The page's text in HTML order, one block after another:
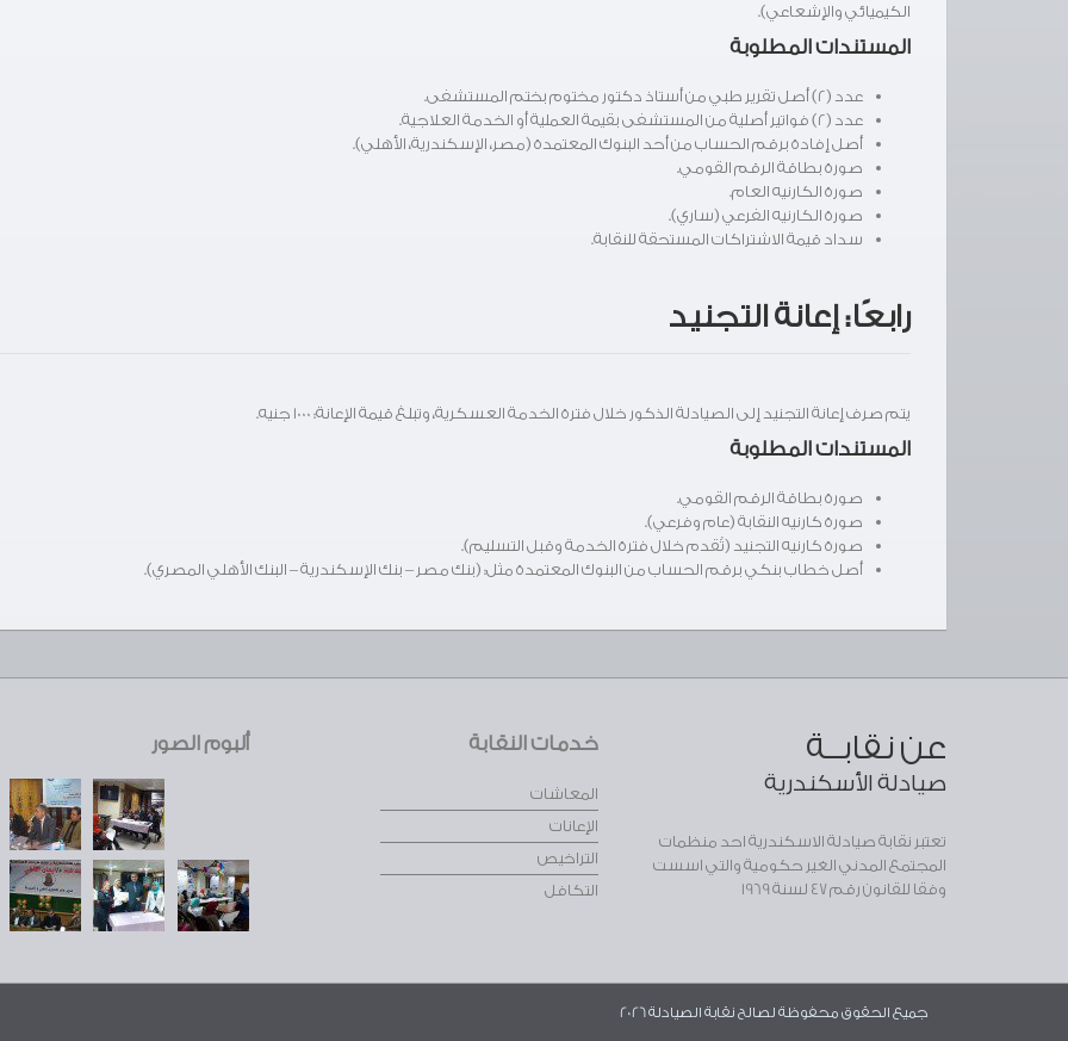
الكيميائي والإشعاعي).
المستندات المطلوبة
عدد (2) أصل تقرير طبي من أستاذ دكتور مختوم بختم المستشفى.
عدد (2) فواتير أصلية من المستشفى بقيمة العملية أو الخدمة العلاجية.
أصل إفادة برقم الحساب من أحد البنوك المعتمدة (مصر، الإسكندرية، الأهلي).
صورة بطاقة الرقم القومي.
صورة الكارنيه العام.
صورة الكارنيه الفرعي (ساري).
سداد قيمة الاشتراكات المستحقة للنقابة.
رابعًا: إعانة التجنيد
يتم صرف إعانة التجنيد إلى الصيادلة الذكور خلال فترة الخدمة العسكرية، وتبلغ قيمة الإعانة: 1000 جنيه.
المستندات المطلوبة
صورة بطاقة الرقم القومي.
صورة كارنيه النقابة (عام وفرعي).
صورة كارنيه التجنيد (تُقدم خلال فترة الخدمة وقبل التسليم).
أصل خطاب بنكي برقم الحساب من البنوك المعتمدة مثل: (بنك مصر – بنك الإسكندرية – البنك الأهلي المصري).
عن نقابــة
صيادلة الأسكندرية
تعتبر نقابة صيادلة الاسكندرية احد منظمات
المجتمع المدني الغير حكومية والتي اسست
وفقا للقانون رقم 47 لسنة 1969
خدمات النقابة
المعاشات
الإعانات
التراخيص
التكافل
ألبوم الصور
جميع الحقوق محفوظة لصالح نقابة الصيادلة 2026